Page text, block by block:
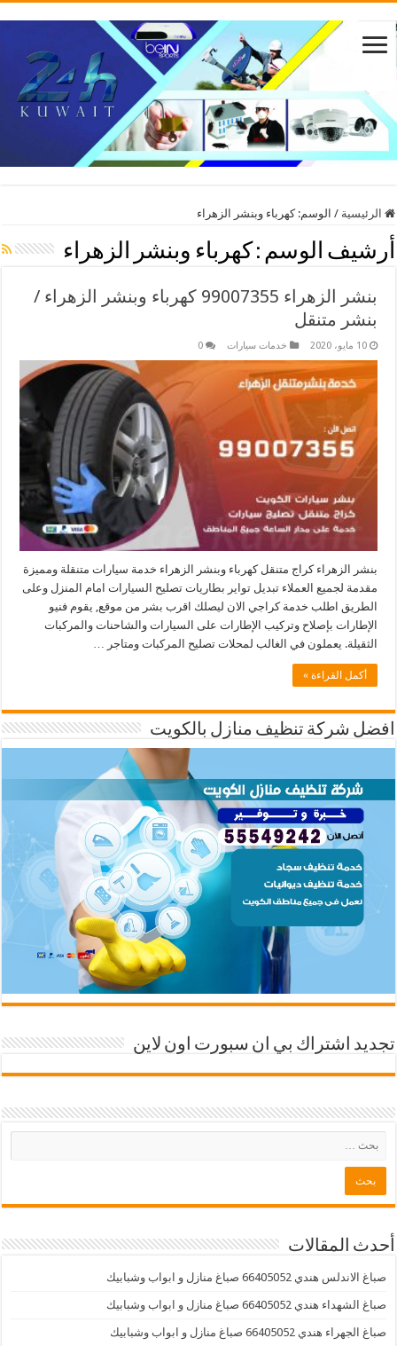
الرئيسية / الوسم:كهرباء وبنشر الزهراء
أرشيف الوسم : كهرباء وبنشر الزهراء
بنشر الزهراء 99007355 كهرباء وبنشر الزهراء /
بنشر متنقل
10 مايو، 2020 خدمات سيارات 0
بنشر الزهراء كراج متنقل كهرباء وبنشر الزهراء خدمة سيارات متنقلة ومميزة
مقدمة لجميع العملاء تبديل تواير بطاريات تصليح السيارات امام المنزل وعلى
الطريق اطلب خدمة كراجي الان ليصلك اقرب بشر من موقع, يقوم فنيو
الإطارات بإصلاح وتركيب الإطارات على السيارات والشاحنات والمركبات
الثقيلة. يعملون في الغالب لمحلات تصليح المركبات ومتاجر …
أكمل القراءة »
افضل شركة تنظيف منازل بالكويت
تجديد اشتراك بي ان سبورت اون لاين
أحدث المقالات
صباغ الاندلس هندي 66405052 صباغ منازل و ابواب وشبابيك
صباغ الشهداء هندي 66405052 صباغ منازل و ابواب وشبابيك
صباغ الجهراء هندي 66405052 صباغ منازل و ابواب وشبابيك